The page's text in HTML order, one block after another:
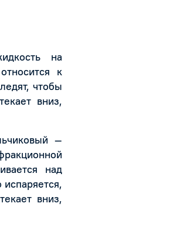
на
к
чтобы
вниз,
—
над
вниз,